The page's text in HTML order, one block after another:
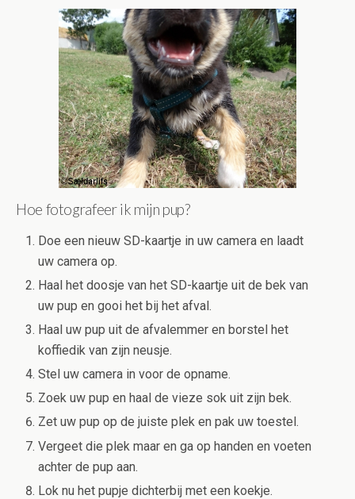
Hoe fotografeer ik mijn pup?
Doe een nieuw SD-kaartje in uw camera en laadt
uw camera op.
Haal het doosje van het SD-kaartje uit de bek van
uw pup en gooi het bij het afval.
Haal uw pup uit de afvalemmer en borstel het
koffiedik van zijn neusje.
Stel uw camera in voor de opname.
Zoek uw pup en haal de vieze sok uit zijn bek.
Zet uw pup op de juiste plek en pak uw toestel.
Vergeet die plek maar en ga op handen en voeten
achter de pup aan.
Lok nu het pupje dichterbij met een koekje.